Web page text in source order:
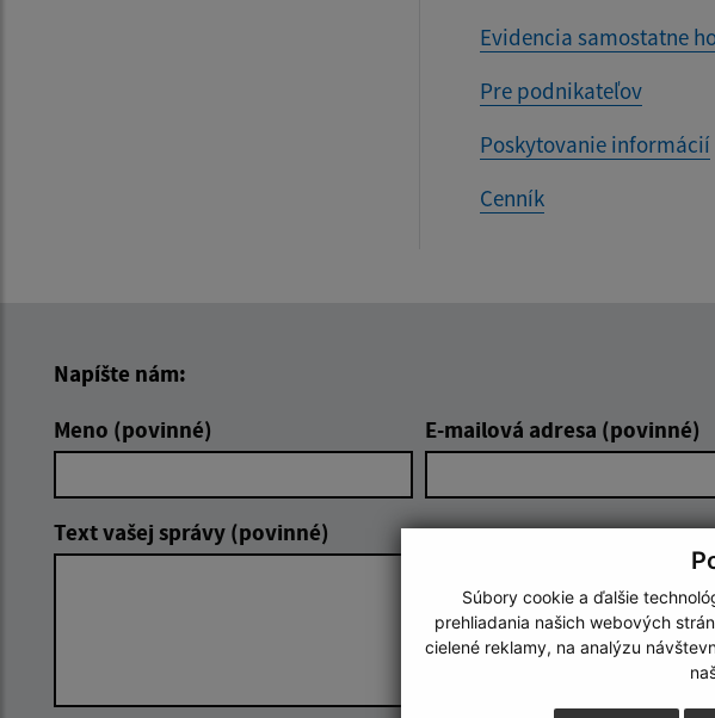
Súbory cookie a ďalšie
prehliadania našich webových
cielené reklamy, na analýzu
Evidencia samostatne
Pre podnikateľov
Poskytovanie informácií
Cenník
Napíšte nám:
Meno (povinné)
E-mailová adresa (povinné)
Text vašej správy (povinné)